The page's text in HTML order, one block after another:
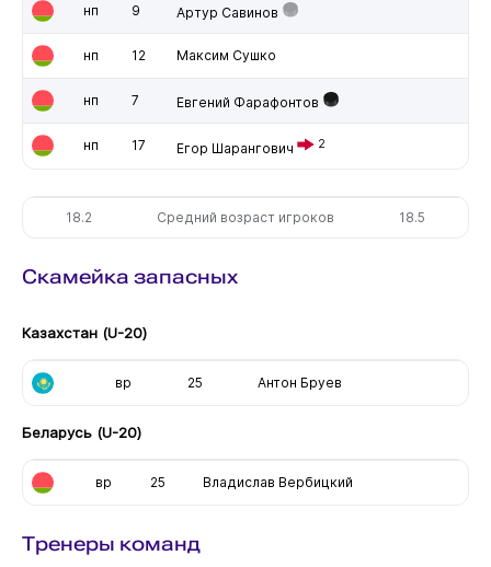
нп 9 Артур Савинов
нп 12 Максим Сушко
нп 7 Евгений Фарафонтов
нп 17 Егор Шарангович 2
18.2 Средний возраст игроков 18.5
Скамейка запасных
Казахстан (U-20)
вр 25 Антон Бруев
Беларусь (U-20)
вр 25 Владислав Вербицкий
Тренеры команд